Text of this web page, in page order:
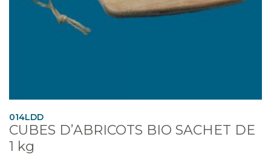
014LDD
CUBES D’ABRICOTS BIO SACHET DE
1 kg